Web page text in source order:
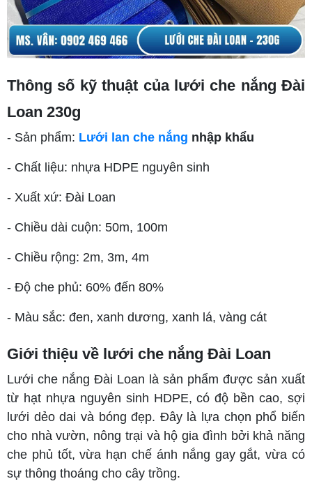
Thông số kỹ thuật của lưới che nắng Đài
Loan 230g
- Sản phẩm: Lưới lan che nắng nhập khẩu
- Chất liệu: nhựa HDPE nguyên sinh
- Xuất xứ: Đài Loan
- Chiều dài cuộn: 50m, 100m
- Chiều rộng: 2m, 3m, 4m
- Độ che phủ: 60% đến 80%
- Màu sắc: đen, xanh dương, xanh lá, vàng cát
Giới thiệu về lưới che nắng Đài Loan
Lưới che nắng Đài Loan là sản phẩm được sản xuất
từ hạt nhựa nguyên sinh HDPE, có độ bền cao, sợi
lưới dẻo dai và bóng đẹp. Đây là lựa chọn phổ biến
cho nhà vườn, nông trại và hộ gia đình bởi khả năng
che phủ tốt, vừa hạn chế ánh nắng gay gắt, vừa có
sự thông thoáng cho cây trồng.